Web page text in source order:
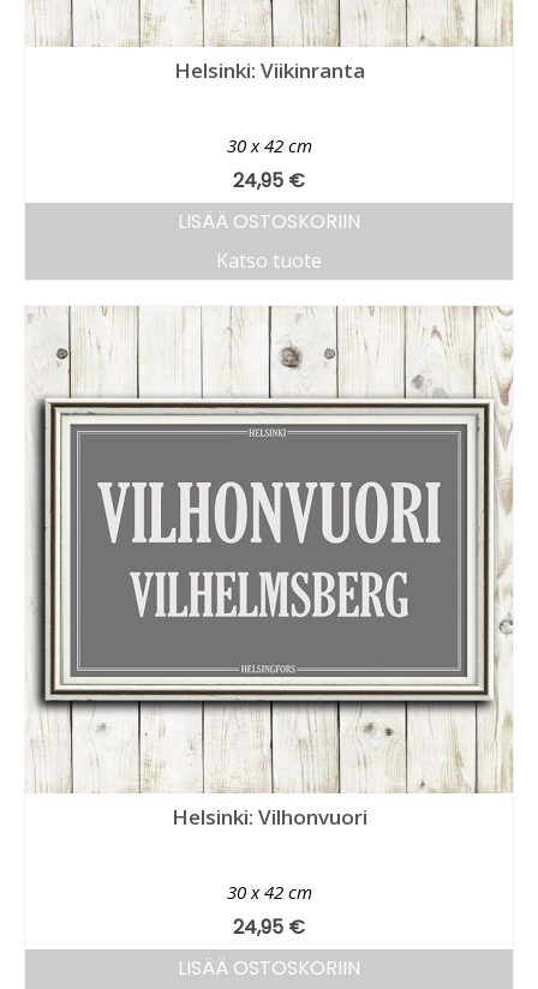
Helsinki: Viikinranta
30 x 42 cm
24,95 €
LISÄÄ OSTOSKORIIN
Katso tuote
Helsinki: Vilhonvuori
30 x 42 cm
24,95 €
LISÄÄ OSTOSKORIIN